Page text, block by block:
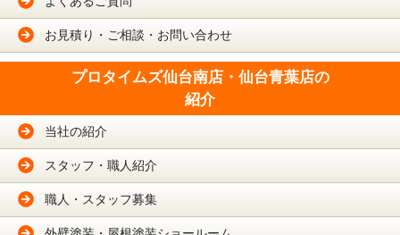
お見積り・ご相談・お問い合わせ
プロタイムズ仙台南店・仙台青葉店の
紹介
当社の紹介
スタッフ・職人紹介
職人・スタッフ募集